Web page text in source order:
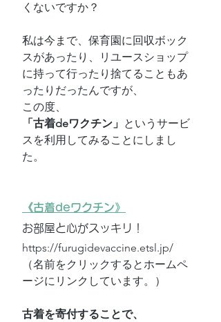
くないですか？
私は今まで、保育園に回収ボック
スがあったり、リユースショップ
に持って行ったり捨てることもあ
ったりだったんですが、
この度、
「古着deワクチン」 というサービ
スを利用してみることにしまし
た。
《古着deワクチン》
お部屋と心がスッキリ！
https://furugidevaccine.etsl.jp/
（名前をクリックするとホームペ
ージにリンクしています。）
古着を寄付することで、